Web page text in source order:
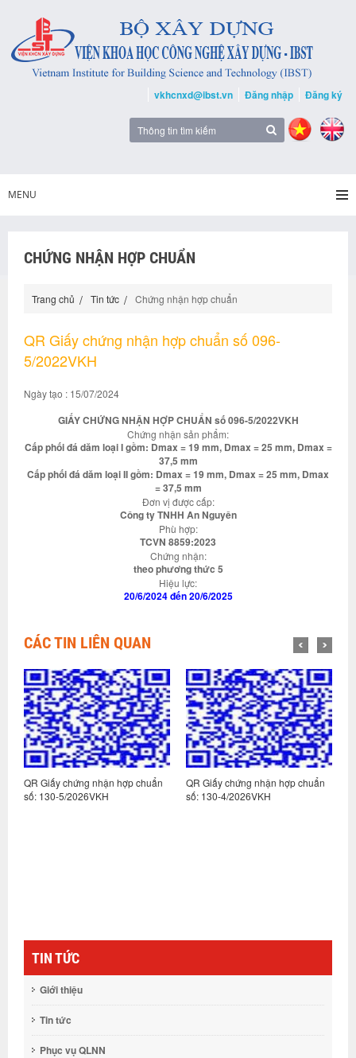
vkhcnxd@ibst.vn Đăng nhập Đăng ký
MENU
CHỨNG NHẬN HỢP CHUẨN
Trang chủ Tin tức Chứng nhận hợp chuẩn
QR Giấy chứng nhận hợp chuẩn số 096-
5/2022VKH
Ngày tạo : 15/07/2024
GIẤY CHỨNG NHẬN HỢP CHUẨN số 096-5/2022VKH
Chứng nhận sản phẩm:
Cấp phối đá dăm loại I gồm: Dmax = 19 mm, Dmax = 25 mm, Dmax =
37,5 mm
Cấp phối đá dăm loại II gồm: Dmax = 19 mm, Dmax = 25 mm, Dmax
= 37,5 mm
Đơn vị được cấp:
Công ty TNHH An Nguyên
Phù hợp:
TCVN 8859:2023
Chứng nhận:
theo phương thức 5
Hiệu lực:
20/6/2024 đến 20/6/2025
CÁC TIN LIÊN QUAN
QR Giấy chứng nhận hợp chuẩn
số: 130-5/2026VKH
QR Giấy chứng nhận hợp chuẩn
số: 130-4/2026VKH
TIN TỨC
Giới thiệu
Tin tức
Phục vụ QLNN